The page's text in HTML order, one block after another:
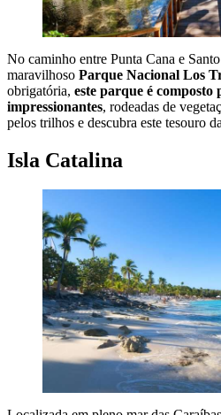
No caminho entre Punta Cana e
maravilhoso Parque Nacional Los
obrigatória, este parque é composto
impressionantes, rodeadas de
pelos trilhos e descubra este tesouro
Isla Catalina